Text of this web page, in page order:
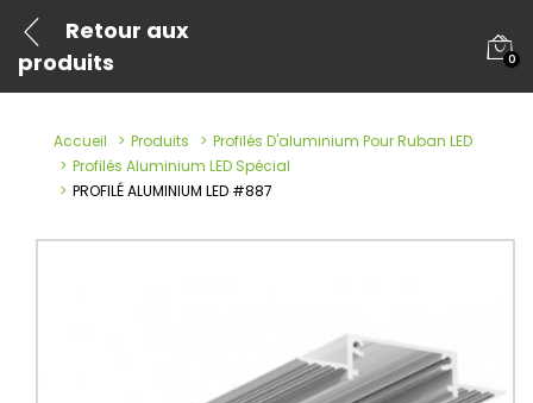
Retour aux
produits
0
Accueil Produits
Profilés D'aluminium Pour Ruban LED
Profilés Aluminium LED Spécial
PROFILÉ ALUMINIUM LED #887